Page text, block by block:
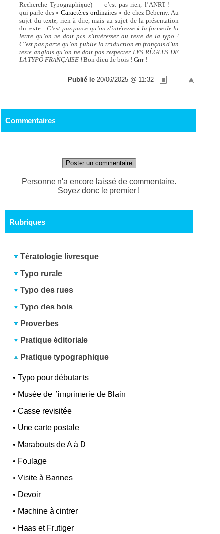
Recherche Typographique) — c’est pas rien, l’ANRT ! —
qui parle des « Caractères ordinaires» de chez Deberny. Au
sujet du texte, rien à dire, mais au sujet de la présentation
du texte...C’est pas parce qu’on s’intéresse à la forme de la
lettre qu’on ne doit pas s’intéresser au reste de la typo !
C’est pas parce qu’on publie la traduction en français d’un
texte anglais qu’on ne doit pas respecter LES RÈGLES DE
LA TYPO FRANÇAISE ! Bon dieu de bois ! Grrr !
Publié le 20/06/2025 @ 11:32
Commentaires
Poster un commentaire
Personne n'a encore laissé de commentaire.
Soyez donc le premier !
Rubriques
Tératologie livresque
Typo rurale
Typo des rues
Typo des bois
Proverbes
Pratique éditoriale
Pratique typographique
•Typo pour débutants
• Musée de l’imprimerie de Blain
•Casse revisitée
• Une carte postale
• Marabouts de A à D
• Foulage
•Visite à Bannes
• Devoir
• Machine à cintrer
• Haas et Frutiger